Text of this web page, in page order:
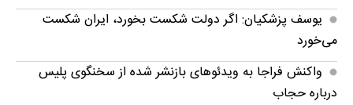
یوسف پزشکیان: اگر دولت شکست بخورد، ایران شکست
می‌خورد
واکنش فراجا به ویدئوهای بازنشر شده از سخنگوی پلیس
درباره حجاب